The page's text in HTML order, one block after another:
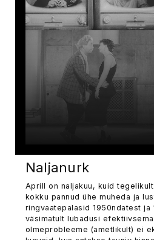
Naljanurk
Aprill on naljakuu, kuid
kokku pannud ühe muheda ja
ringvaatepalasid 1950ndatest
väsimatult lubadusi
olmeprobleeme (ametlikult) ei